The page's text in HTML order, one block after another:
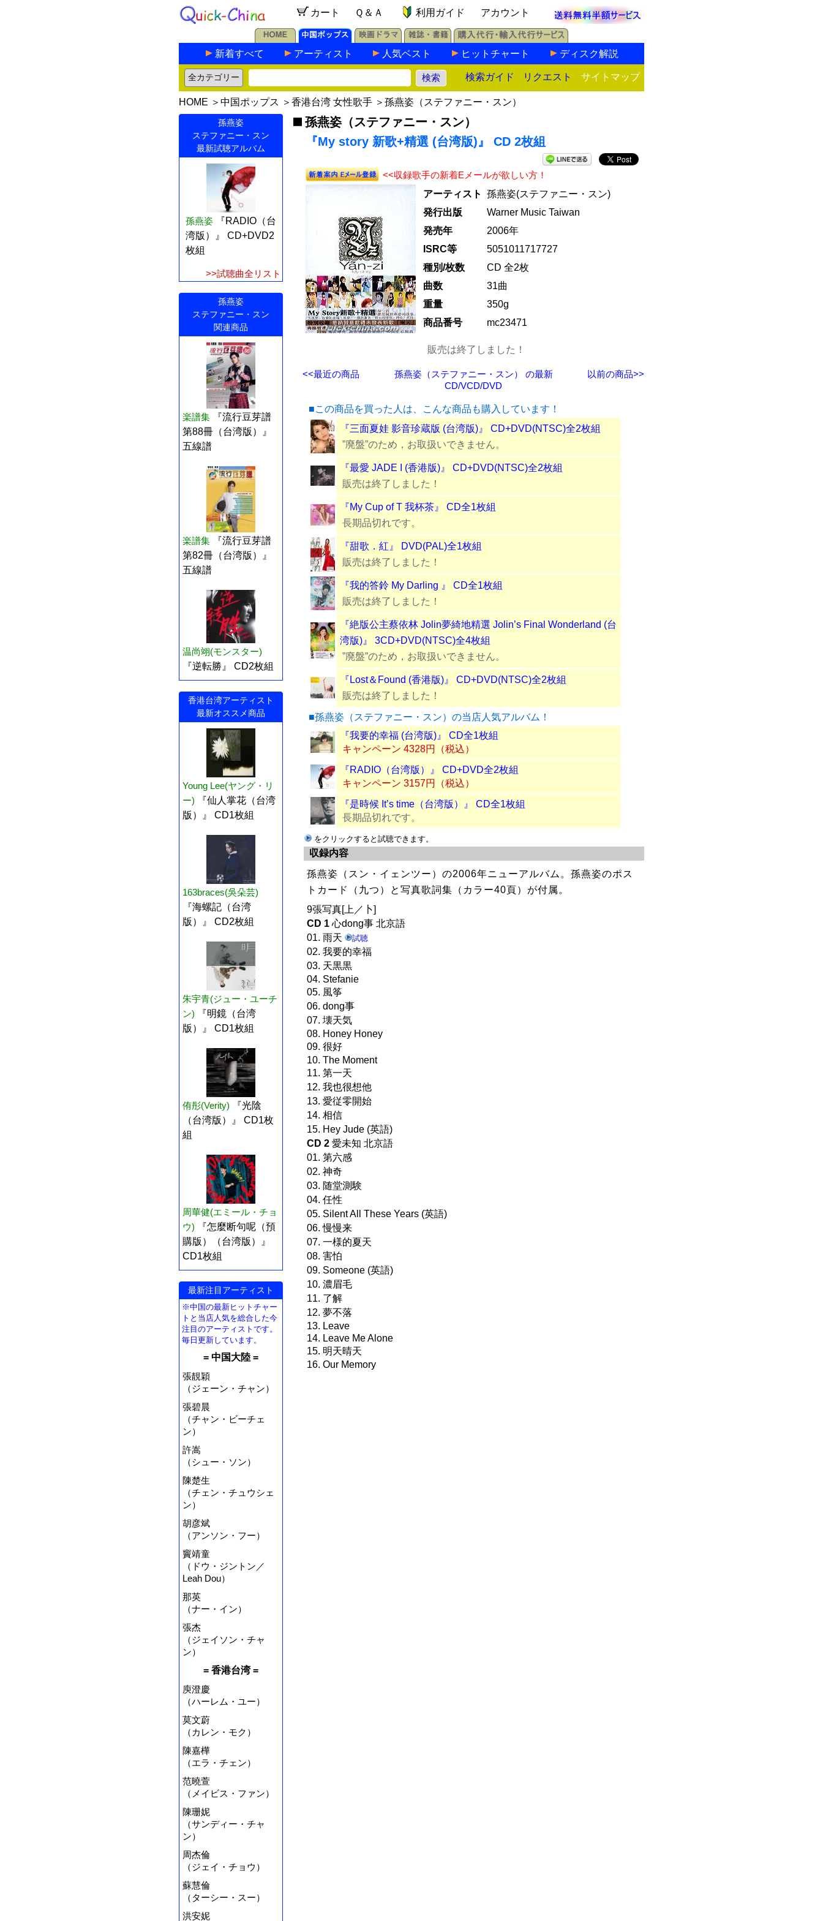
カート Ｑ＆Ａ 利用ガイド アカウント
新着すべて アーティスト 人気ベスト ヒットチャート ディスク解説
検索ガイド リクエスト サイトマップ
HOME ＞ 中国ポップス ＞ 香港台湾 女性歌手 ＞ 孫燕姿（ステファニー・スン）
孫燕姿
ステファニー・スン
最新試聴アルバム
孫燕姿
『RADIO（台
湾版）』 CD+DVD2
枚組
>>試聴曲全リスト
孫燕姿
ステファニー・スン
関連商品
楽譜集
『流行豆芽譜
第88冊（台湾版）』
五線譜
楽譜集
『流行豆芽譜
第82冊（台湾版）』
五線譜
温尚翊(モンスター)
『逆転勝』 CD2枚組
香港台湾アーティスト
最新オススメ商品
Young Lee(ヤング・リ
ー)
『仙人掌花（台湾
版）』 CD1枚組
163braces(吳朵芸)
『海螺記（台湾
版）』 CD2枚組
朱宇青(ジュー・ユーチ
ン)
『明鏡（台湾
版）』 CD1枚組
侑彤(Verity)
『光陰
（台湾版）』 CD1枚
組
周華健(エミール・チョ
ウ)
『怎麼断句呢（預
購版）（台湾版）』
CD1枚組
最新注目アーティスト
※中国の最新ヒットチャー
トと当店人気を総合した今
注目のアーティストです。
毎日更新しています。
= 中国大陸 =
張靚穎
（ジェーン・チャン）
張碧晨
（チャン・ビーチェ
ン）
許嵩
（シュー・ソン）
陳楚生
（チェン・チュウシェ
ン）
胡彦斌
（アンソン・フー）
竇靖童
（ドウ・ジントン／
Leah Dou）
那英
（ナー・イン）
張杰
（ジェイソン・チャ
ン）
= 香港台湾 =
庾澄慶
（ハーレム・ユー）
莫文蔚
（カレン・モク）
陳嘉樺
（エラ・チェン）
范曉萱
（メイビス・ファン）
陳珊妮
（サンディー・チャ
ン）
周杰倫
（ジェイ・チョウ）
蘇慧倫
（ターシー・スー）
洪安妮
孫燕姿（ステファニー・スン）
『My story 新歌+精選 (台湾版)』 CD 2枚組
<<収録歌手の新着Eメールが欲しい方！
アーティスト
孫燕姿(ステファニー・スン)
発行出版
Warner Music Taiwan
発売年
2006年
ISRC等
5051011717727
種別/枚数
CD 全2枚
曲数
31曲
重量
350g
商品番号
mc23471
販売は終了しました！
<<最近の商品 以前の商品>>
孫燕姿（ステファニー・スン） の最新
CD/VCD/DVD
■この商品を買った人は、こんな商品も購入しています！
『三面夏娃 影音珍蔵版 (台湾版)』 CD+DVD(NTSC)全2枚組
”廃盤”のため，お取扱いできません。
『最愛 JADE I (香港版)』 CD+DVD(NTSC)全2枚組
販売は終了しました！
『My Cup of T 我杯茶』 CD全1枚組
長期品切れです。
『甜歌．紅』 DVD(PAL)全1枚組
販売は終了しました！
『我的答鈴 My Darling 』 CD全1枚組
販売は終了しました！
『絶版公主蔡依林 Jolin夢綺地精選 Jolin’s Final Wonderland (台
湾版)』 3CD+DVD(NTSC)全4枚組
”廃盤”のため，お取扱いできません。
『Lost＆Found (香港版)』 CD+DVD(NTSC)全2枚組
販売は終了しました！
■孫燕姿（ステファニー・スン）の当店人気アルバム！
『我要的幸福 (台湾版)』 CD全1枚組
キャンペーン 4328円（税込）
『RADIO（台湾版）』 CD+DVD全2枚組
キャンペーン 3157円（税込）
『是時候 It’s time（台湾版）』 CD全1枚組
長期品切れです。
をクリックすると試聴できます。
収録内容
孫燕姿（スン・イェンツー）の2006年ニューアルバム。孫燕姿のポス
トカード（九つ）と写真歌詞集（カラー40頁）が付属。
9張写真[上／卜]
CD 1 心dong事 北京語
01. 雨天
試聴
02. 我要的幸福
03. 天黒黒
04. Stefanie
05. 風筝
06. dong事
07. 壊天気
08. Honey Honey
09. 很好
10. The Moment
11. 第一天
12. 我也很想他
13. 愛従零開始
14. 相信
15. Hey Jude (英語)
CD 2 愛未知 北京語
01. 第六感
02. 神奇
03. 随堂測験
04. 任性
05. Silent All These Years (英語)
06. 慢慢来
07. 一様的夏天
08. 害怕
09. Someone (英語)
10. 濃眉毛
11. 了解
12. 夢不落
13. Leave
14. Leave Me Alone
15. 明天晴天
16. Our Memory